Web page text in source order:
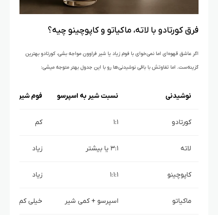
فرق کورتادو با لاته، ماکیاتو و کاپوچینو چیه؟
اگر عاشق قهوه‌ای اما نمی‌خوای با فوم زیاد یا شیر فراوون مواجه بشی، کورتادو بهترین
گزینه‌ست. اما تفاوتش با باقی نوشیدنی‌ها رو با این جدول بهتر متوجه میشی:
نوشیدنی نسبت شیر به اسپرسو فوم شیر
کورتادو ۱:۱ کم
لاته ۳:۱ یا بیشتر زیاد
کاپوچینو ۱:۱:۱ زیاد
ماکیاتو اسپرسو + کمی شیر خیلی کم